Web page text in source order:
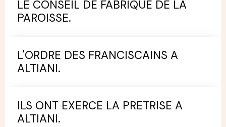
LE CONSEIL DE FABRIQUE DE LA
PAROISSE.
L'ORDRE DES FRANCISCAINS A
ALTIANI.
ILS ONT EXERCE LA PRETRISE A
ALTIANI.